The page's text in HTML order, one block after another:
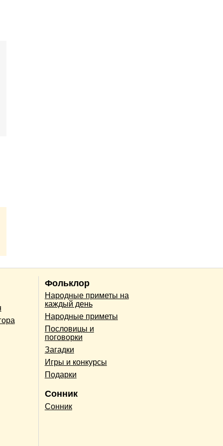
Фольклор
Народные приметы на
каждый день
Народные приметы
Пословицы и
поговорки
Загадки
Игры и конкурсы
Подарки
Сонник
Сонник